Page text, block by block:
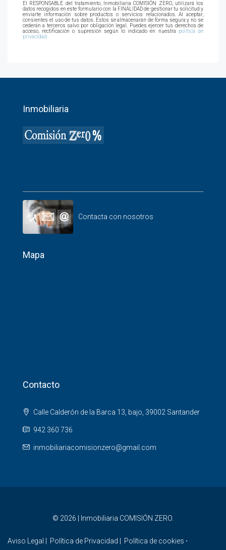
El RESPONSABLE del tratamiento, Inmobiliaria COMISIÓN ZERO, utilizará los
datos recogidos en este formulario con la FINALIDAD de gestionar tu solicitud y
enviarte información sobre productos o servicios relacionados. Al aceptar,
consientes el uso de tus datos. Estos se almacenarán de forma segura y no se
cederán a terceros salvo por obligación legal. Puedes ejercer tus derechos de
acceso, rectificación o supresión según lo indicado en nuestra
política de
privacidad
Inmobiliaria
Contacta con nosotros
Mapa
Contacto
Calle Calderón de la Barca 13, bajo, 39002 Santander
942 360 736
inmobiliariacomisionzero@gmail.com
© 2026 | Inmobiliaria COMISIÓN ZERO.
Aviso Legal Política de Privacidad Política de cookies ⋅